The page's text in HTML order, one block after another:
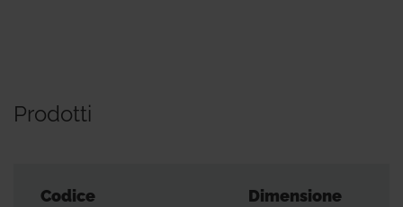
Prodotti
Codice Dimensione